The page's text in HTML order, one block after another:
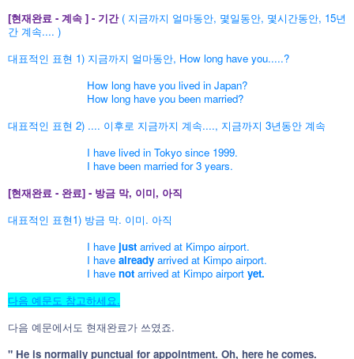
[현재완료 - 계속 ] - 기간( 지금까지 얼마동안, 몇일동안, 몇시간동안, 15년
간 계속.... )
대표적인 표현 1) 지금까지 얼마동안, How long have you.....?
How long have you lived in Japan?
How long have you been married?
대표적인 표현 2) .... 이후로 지금까지 계속...., 지금까지 3년동안 계속
I have lived in Tokyo since 1999.
I have been married for 3 years.
[현재완료 - 완료] - 방금 막, 이미, 아직
대표적인 표현1) 방금 막. 이미. 아직
I have just arrived at Kimpo airport.
I have already arrived at Kimpo airport.
I have not arrived at Kimpo airport yet.
다음 예문도 참고하세요.
다음 예문에서도 현재완료가 쓰였죠.
" He is normally punctual for appointment. Oh, here he comes.